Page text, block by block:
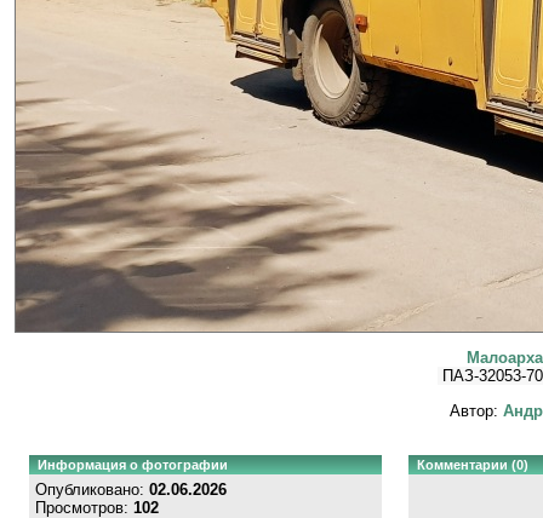
ПАЗ-32053-
Автор:
Информация о фотографии
Опубликовано: 02.06.2026
Просмотров: 102
Комментарии (0)